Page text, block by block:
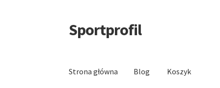
Przejdź
do
Przejdź
do
Sportprofil
Strona główna Blog Koszyk